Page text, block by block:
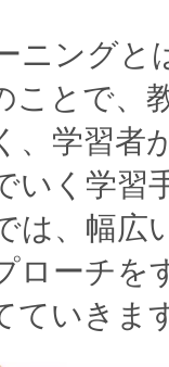
ニングと
ことで、
、学習者
いく学習
は、幅広
ローチを
ていきま